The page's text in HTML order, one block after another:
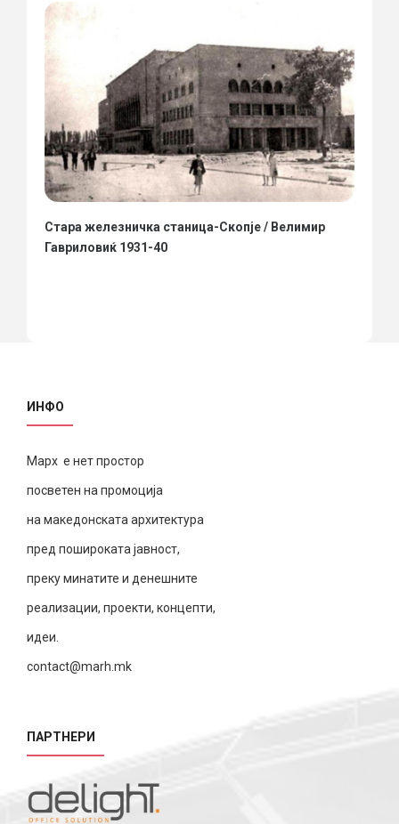
Стара железничка станица-Скопје / Велимир
Гавриловиќ 1931-40
ИНФО
Марх е нет простор
посветен на промоција
на македонската архитектура
пред пошироката јавност,
преку минатите и денешните
реализации, проекти, концепти,
идеи.
contact@marh.mk
ПАРТНЕРИ